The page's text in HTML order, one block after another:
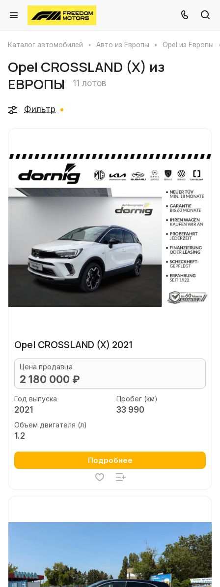
Каталог автомобилей Авто из Европы Opel из Европы
Opel CROSSLAND (X) из
ЕВРОПЫ
11 лотов
Фильтр
Opel CROSSLAND (X) 2021
Цена продавца
2 180 000 ₽
Год выпуска
2021
Пробег (км)
33 990
Объем двигателя (л)
1.2
Подробнее